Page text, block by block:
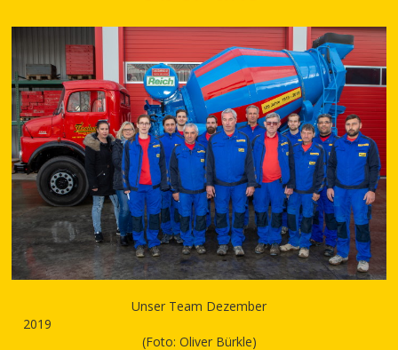
Unser Team Dezember
2019
(Foto: Oliver Bürkle)